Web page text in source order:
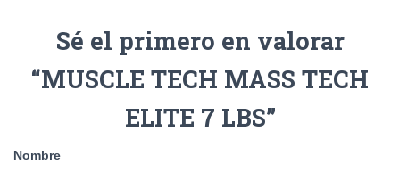
Sé el primero en valorar
“MUSCLE TECH MASS TECH
ELITE 7 LBS”
Nombre